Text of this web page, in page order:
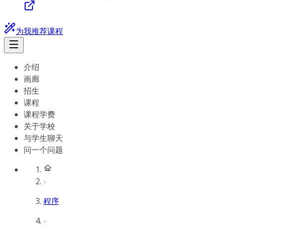
为我推荐课程
介绍
画廊
招生
课程
课程学费
关于学校
与学生聊天
问一个问题
程序